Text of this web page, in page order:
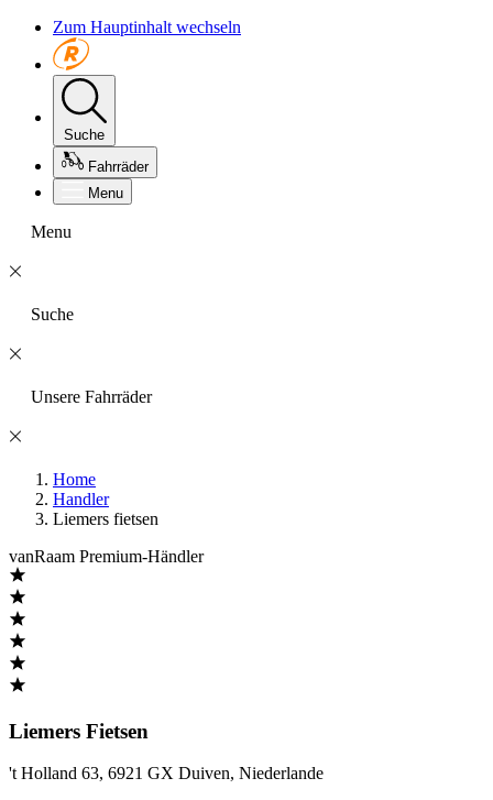
Zum Hauptinhalt wechseln
Suche
Fahrräder
Menu
Menu
Suche
Unsere Fahrräder
Home
Handler
Liemers fietsen
vanRaam Premium-Händler
Liemers Fietsen
't Holland 63, 6921 GX Duiven, Niederlande